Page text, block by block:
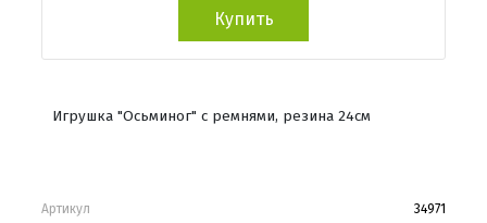
Купить
Игрушка "Осьминог" с ремнями, резина 24см
Артикул 34971